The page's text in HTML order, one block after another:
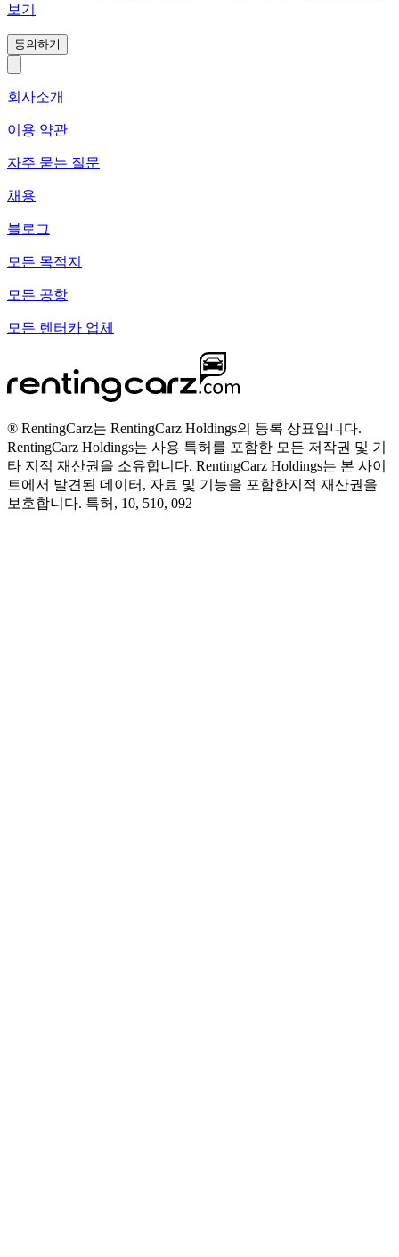
보기
동의하기
회사소개
이용 약관
자주 묻는 질문
채용
블로그
모든 목적지
모든 공항
모든 렌터카 업체
® RentingCarz는 RentingCarz Holdings의 등록 상표입니다.
RentingCarz Holdings는 사용 특허를 포함한 모든 저작권 및 기
타 지적 재산권을 소유합니다. RentingCarz Holdings는 본 사이
트에서 발견된 데이터, 자료 및 기능을 포함한지적 재산권을
보호합니다. 특허, 10, 510, 092